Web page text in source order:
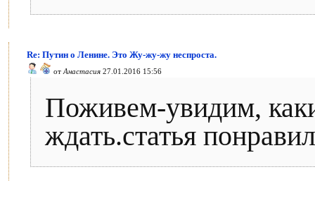
Re: Путин о Ленине. Это Жу-жу-жу неспроста.
от Анастасия 27.01.2016 15:56
Поживем-увидим,
ждать.статья